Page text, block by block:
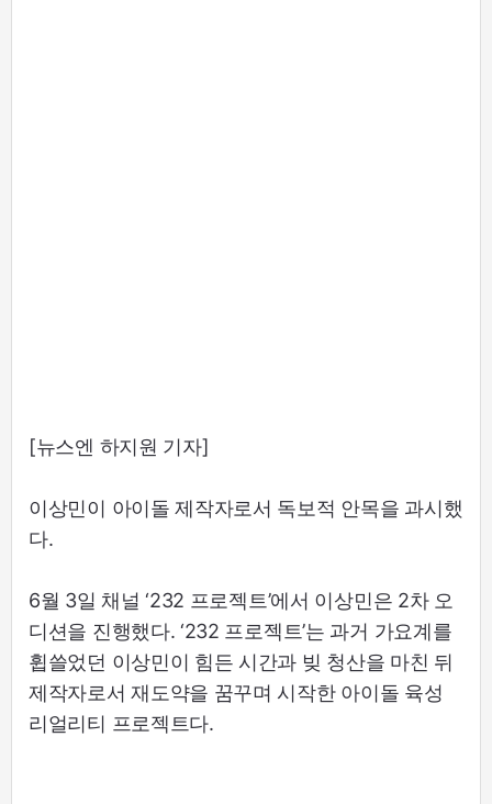
[뉴스엔 하지원 기자]
이상민이 아이돌 제작자로서 독보적 안목을 과시했
다.
6월 3일 채널 ‘232 프로젝트’에서 이상민은 2차 오
디션을 진행했다. ‘232 프로젝트’는 과거 가요계를
휩쓸었던 이상민이 힘든 시간과 빚 청산을 마친 뒤
제작자로서 재도약을 꿈꾸며 시작한 아이돌 육성
리얼리티 프로젝트다.